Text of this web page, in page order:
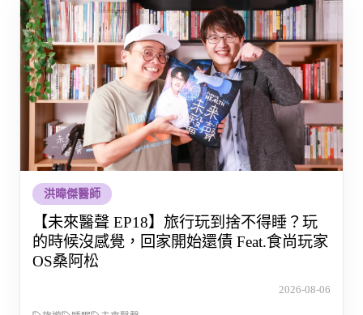
洪暐傑醫師
【未來醫聲 EP18】旅行玩到捨不得睡？玩
的時候沒感覺，回家開始還債 Feat.食尚玩家
OS桑阿松
2026-08-06